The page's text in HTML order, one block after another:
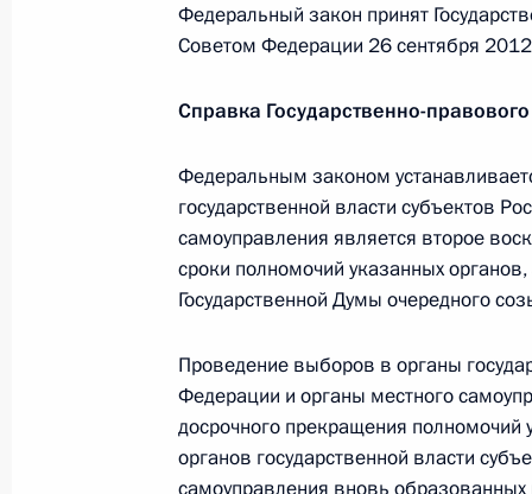
Кадровые изменения в
Назначения в региональных
16 октября 2012 года, 11:00
Кадровые изменения в
16 октября 2012 года, 10:30
Федеральный закон принят
Советом Федерации 26 сентября
Справка Государственно-
Федеральным законом
государственной власти субъектов
самоуправления является второе
сроки полномочий указанных
Государственной Думы очередного
Проведение выборов в органы
Федерации и органы местного
досрочного прекращения
органов государственной власти